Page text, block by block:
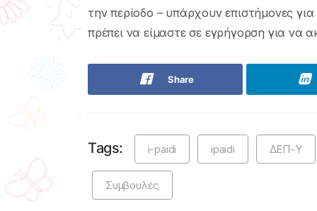
την περίοδο – υπάρχουν επιστήμονες
πρέπει να είμαστε σε εγρήγορση για να
Share
Tags: i-paidi ipaidi ΔΕΠ-Υ
Συμβουλές